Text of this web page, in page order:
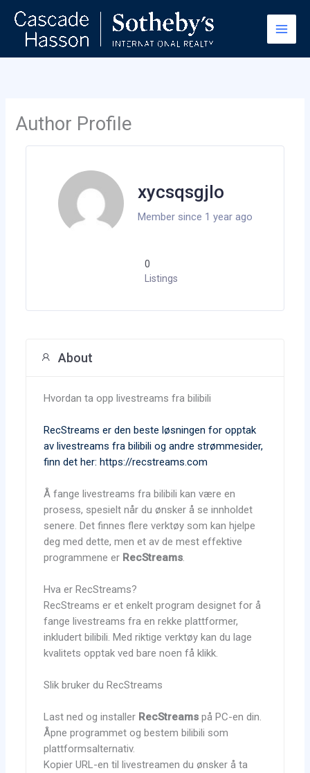
content
Author Profile
xycsqsgjlo
Member since 1 year ago
0
Listings
About
Hvordan ta opp livestreams fra bilibili
RecStreams er den beste løsningen for opptak
av livestreams fra bilibili og andre strømmesider,
finn det her: https://recstreams.com
Å fange livestreams fra bilibili kan være en
prosess, spesielt når du ønsker å se innholdet
senere. Det finnes flere verktøy som kan hjelpe
deg med dette, men et av de mest effektive
programmene er RecStreams.
Hva er RecStreams?
RecStreams er et enkelt program designet for å
fange livestreams fra en rekke plattformer,
inkludert bilibili. Med riktige verktøy kan du lage
kvalitets opptak ved bare noen få klikk.
Slik bruker du RecStreams
Last ned og installer RecStreams på PC-en din.
Åpne programmet og bestem bilibili som
plattformsalternativ.
Kopier URL-en til livestreamen du ønsker å ta